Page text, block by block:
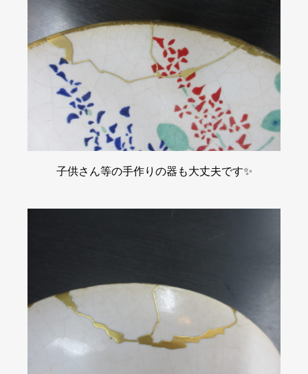
子供さん等の手作りの器も大丈夫です✨